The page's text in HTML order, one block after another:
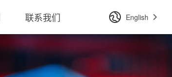
English
联系我们